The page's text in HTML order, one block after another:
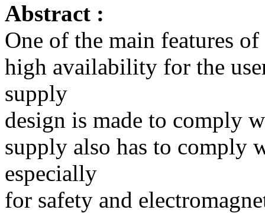
Abstract :
One of the main features
high availability for the
supply
design is made to comply
supply also has to comply
especially
for safety and